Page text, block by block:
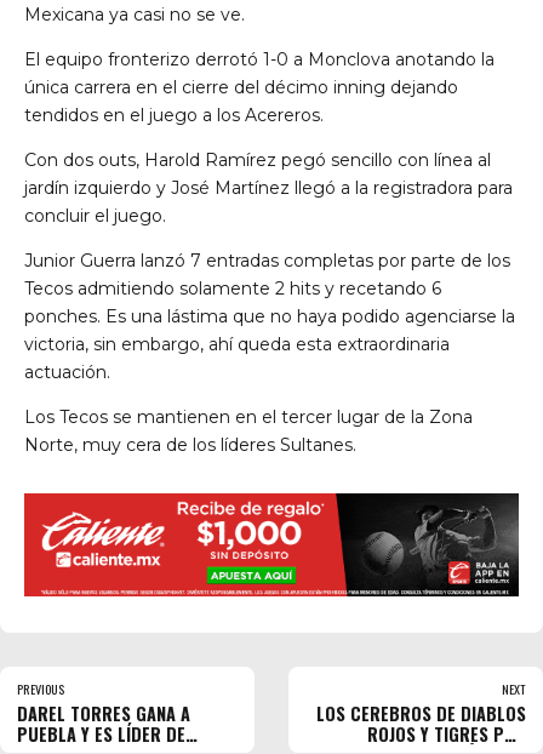
Mexicana ya casi no se ve.
El equipo fronterizo derrotó 1-0 a Monclova anotando la
única carrera en el cierre del décimo inning dejando
tendidos en el juego a los Acereros.
Con dos outs, Harold Ramírez pegó sencillo con línea al
jardín izquierdo y José Martínez llegó a la registradora para
concluir el juego.
Junior Guerra lanzó 7 entradas completas por parte de los
Tecos admitiendo solamente 2 hits y recetando 6
ponches. Es una lástima que no haya podido agenciarse la
victoria, sin embargo, ahí queda esta extraordinaria
actuación.
Los Tecos se mantienen en el tercer lugar de la Zona
Norte, muy cera de los líderes Sultanes.
PREVIOUS
DAREL TORRES GANA A
PUEBLA Y ES LÍDER DE
NEXT
LOS CEREBROS DE DIABLOS
ROJOS Y TIGRES POR